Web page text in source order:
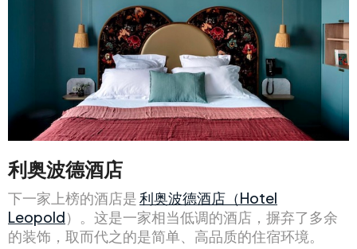
利奥波德酒店
下一家上榜的酒店是利奥波德酒店（Hotel
Leopold）。这是一家相当低调的酒店，摒弃了多余
的装饰，取而代之的是简单、高品质的住宿环境。